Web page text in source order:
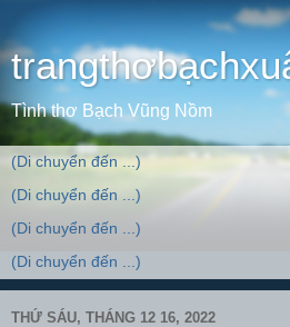
Tình thơ Bạch Vũng Nồm
THỨ SÁU, THÁNG 12 16, 2022